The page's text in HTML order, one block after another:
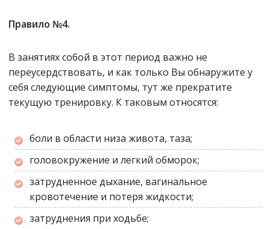
Правило №4.
В занятиях собой в этот период важно не
переусердствовать, и как только Вы обнаружите у
себя следующие симптомы, тут же прекратите
текущую тренировку. К таковым относятся:
боли в области низа живота, таза;
головокружение и легкий обморок;
затрудненное дыхание, вагинальное
кровотечение и потеря жидкости;
затруднения при ходьбе;